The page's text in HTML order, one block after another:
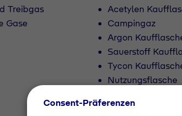
Treibgas
Gase
Acetylen
Campingaz
Argon
Sauerstoff
Tycon
Nutzungsflasche
Consent-Präferenzen